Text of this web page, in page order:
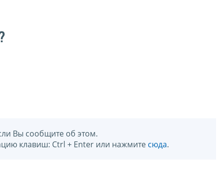
Вы сообщите об этом.
клавиш: Ctrl + Enter или нажмите сюда.